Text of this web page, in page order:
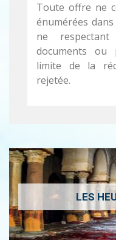
Toute offre ne
énumérées
ne
documents ou
limite de la
rejetée.
LES